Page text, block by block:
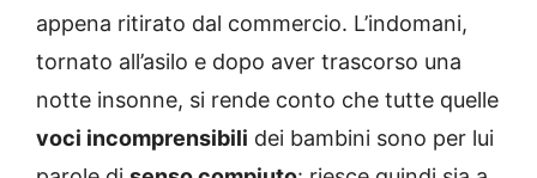
appena ritirato dal commercio. L’indomani,
tornato all’asilo e dopo aver trascorso una
notte insonne, si rende conto che tutte quelle
voci incomprensibili dei bambini sono per lui